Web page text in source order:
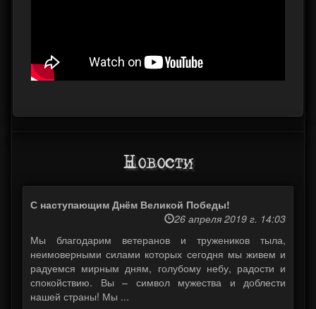
Новости
С наступающим Днём Великой Победы!
26 апреля 2019 г. 14:03
Мы благодарим ветеранов и тружеников тыла,
неимоверными силами которых сегодня мы живем и
радуемся мирным дням, голубому небу, радости и
спокойствию. Вы – символ мужества и доблести
нашей страны! Мы ...